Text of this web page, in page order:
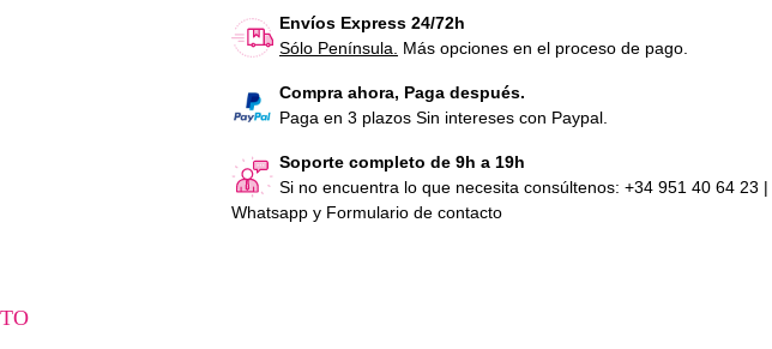
Envíos Express 24/72h
Sólo Península.
Más opciones en el proceso de pago.
Compra ahora, Paga después.
Paga en 3 plazos Sin intereses con Paypal.
Soporte completo de 9h a 19h
Si no encuentra lo que necesita consúltenos: +34 951 40 64 23 |
Whatsapp y Formulario de contacto